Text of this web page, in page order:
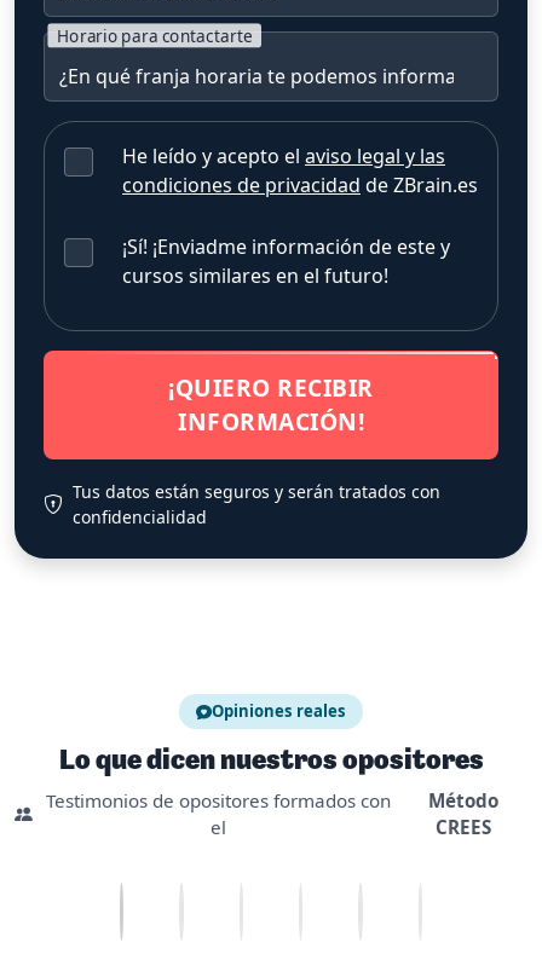
Horario para contactarte
He leído y acepto el aviso legal y las
condiciones de privacidad de ZBrain.es
¡Sí! ¡Enviadme información de este y
cursos similares en el futuro!
¡QUIERO RECIBIR
INFORMACIÓN!
Tus datos están seguros y serán tratados con
confidencialidad
Opiniones reales
Lo que dicen nuestros opositores
Testimonios de opositores formados con
el
Método
CREES